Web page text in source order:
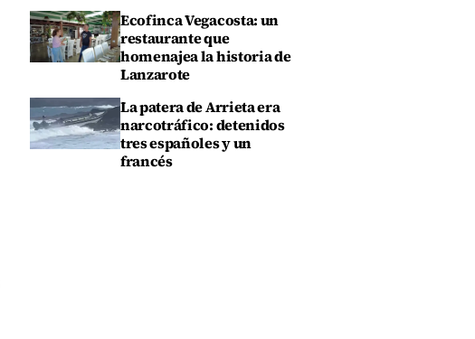
Ecofinca Vegacosta: un
restaurante que
homenajea la historia de
Lanzarote
La patera de Arrieta era
narcotráfico: detenidos
tres españoles y un
francés